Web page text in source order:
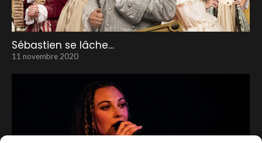
Sébastien se lâche…
11 novembre 2020